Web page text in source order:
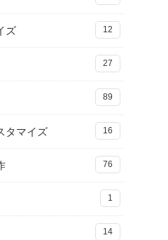
ズ 12
27
89
タマイズ 16
76
1
14